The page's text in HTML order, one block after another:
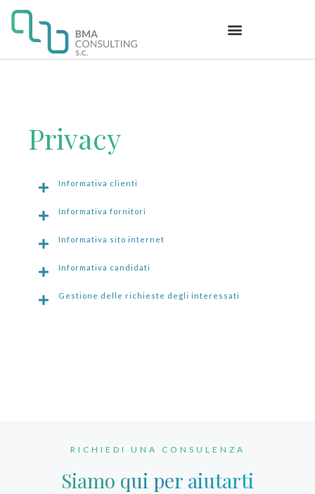
Privacy
Informativa clienti
Informativa fornitori
Informativa sito internet
Informativa candidati
Gestione delle richieste degli interessati
RICHIEDI UNA CONSULENZA
Siamo qui per aiutarti